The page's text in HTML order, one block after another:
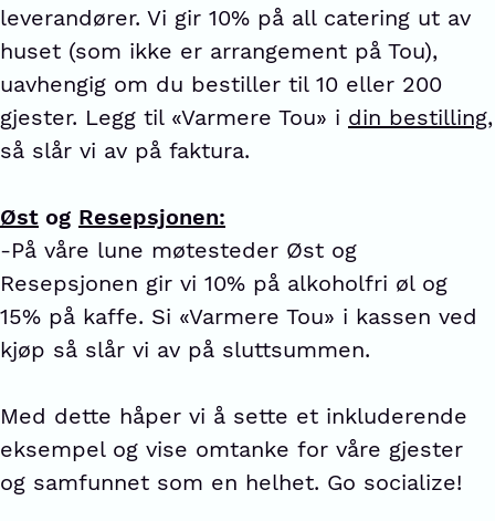
leverandører. Vi gir 10% på all catering ut av
huset (som ikke er arrangement på Tou),
uavhengig om du bestiller til 10 eller 200
gjester. Legg til «Varmere Tou» i din bestilling,
så slår vi av på faktura.
Øst og Resepsjonen:
-På våre lune møtesteder Øst og
Resepsjonen gir vi 10% på alkoholfri øl og
15% på kaffe. Si «Varmere Tou» i kassen ved
kjøp så slår vi av på sluttsummen.
Med dette håper vi å sette et inkluderende
eksempel og vise omtanke for våre gjester
og samfunnet som en helhet. Go socialize!